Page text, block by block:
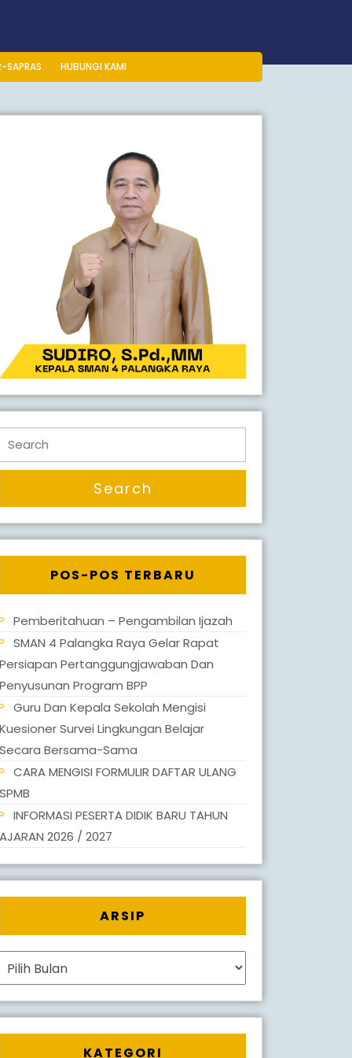
SAPRAS HUBUNGI KAMI
Search
for:
POS-POS TERBARU
Pemberitahuan – Pengambilan Ijazah
SMAN 4 Palangka Raya Gelar Rapat
Persiapan Pertanggungjawaban Dan
Penyusunan Program BPP
Guru Dan Kepala Sekolah Mengisi
Kuesioner Survei Lingkungan Belajar
Secara Bersama-Sama
CARA MENGISI FORMULIR DAFTAR ULANG
SPMB
INFORMASI PESERTA DIDIK BARU TAHUN
AJARAN 2026 / 2027
ARSIP
Arsip
KATEGORI